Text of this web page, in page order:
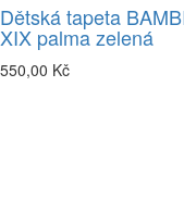
Dětská tapeta
XIX palma zelená
550,00 Kč